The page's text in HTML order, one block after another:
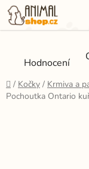
Přejít
na
obsah
Hodnocení
Domů
/ Kočky / Krmiva a
Pochoutka Ontario